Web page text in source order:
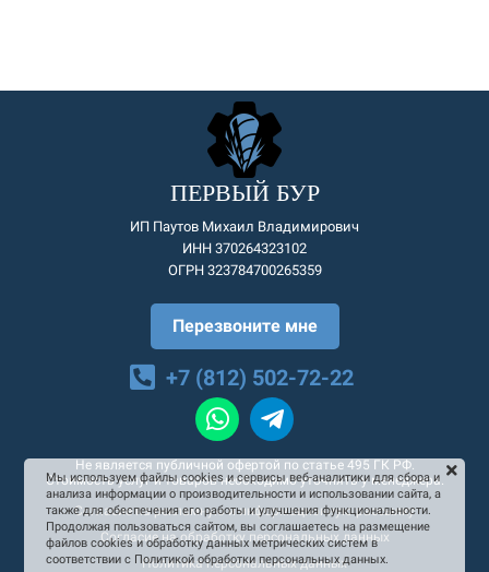
ПЕРВЫЙ БУР
ИП Паутов Михаил Владимирович
ИНН 370264323102
ОГРН 323784700265359
Перезвоните мне
+7 (812) 502-72-22
Не является публичной офертой по статье 495 ГК РФ.
Стоимость услуг и товаров необходимо уточнять у менеджера.
Согласие на рекламную и информационную рассылку
Согласие на обработку персональных данных
Политика персональных данных
Мы используем файлы cookies и сервисы веб-аналитики для сбора и
анализа информации о производительности и использовании сайта, а
также для обеспечения его работы и улучшения функциональности.
Продолжая пользоваться сайтом, вы соглашаетесь на размещение
файлов cookies и обработку данных метрических систем в
соответствии с Политикой обработки персональных данных.